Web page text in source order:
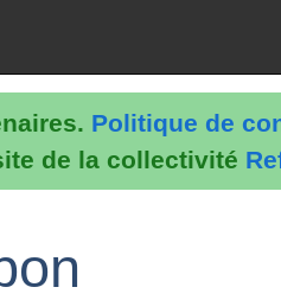
Politique de
de la collectivité